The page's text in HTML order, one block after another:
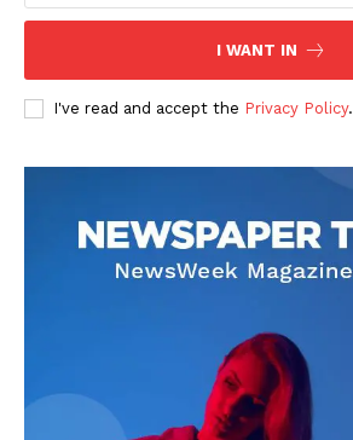
I WANT IN
I've read and accept the Privacy Policy.